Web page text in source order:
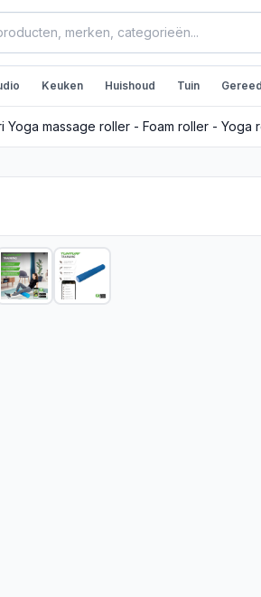
Keuken Huishoud Tuin
Yoga massage roller - Foam roller - Yoga